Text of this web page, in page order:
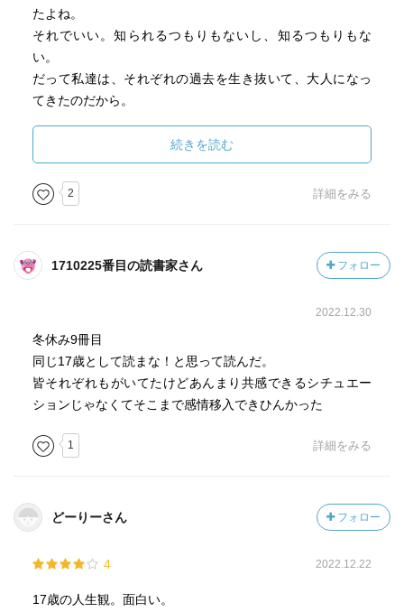
たよね。
それでいい。知られるつもりもないし、知るつもりもな
い。
だって私達は、それぞれの過去を生き抜いて、大人になっ
てきたのだから。
グだった。17歳のうた。続きを読む
2 詳細をみる
1710225番目の読書家さん フォロー
2022.12.30
冬休み9冊目
同じ17歳として読まな！と思って読んだ。
皆それぞれもがいてたけどあんまり共感できるシチュエー
ションじゃなくてそこまで感情移入できひんかった
1 詳細をみる
どーりーさん フォロー
4 2022.12.22
17歳の人生観。面白い。